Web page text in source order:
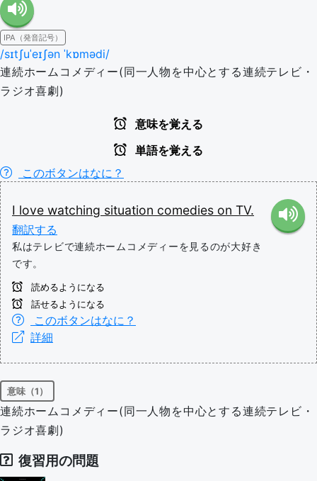
IPA（発音記号）
/sɪtʃuˈeɪʃən ˈkɒmədi/
連続ホームコメディー(同一人物を中心とする連続テレビ・
ラジオ喜劇)
意味を覚える
単語を覚える
このボタンはなに？
I love watching situation comedies on TV.
翻訳する
私はテレビで連続ホームコメディーを見るのが大好き
です。
読めるようになる
話せるようになる
このボタンはなに？
詳細
意味（1）
連続ホームコメディー(同一人物を中心とする連続テレビ・
ラジオ喜劇)
復習用の問題